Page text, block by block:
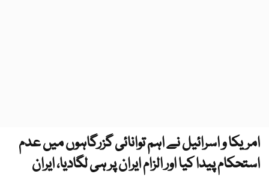
امریکا و اسرائیل نے اہم توانائی گزرگاہوں میں عدم
استحکام پیدا کیا اور الزام ایران پر ہی لگادیا، ایران